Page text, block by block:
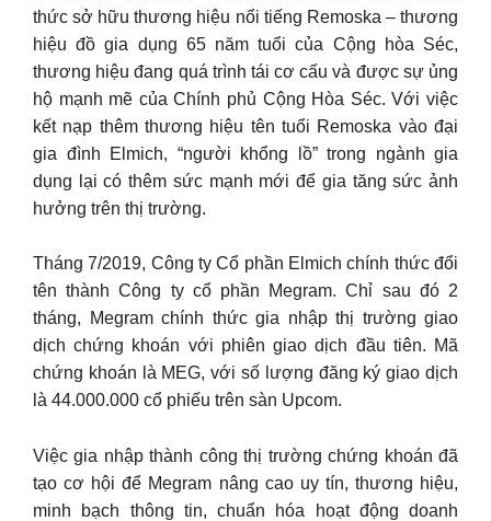
thức sở hữu thương hiệu nổi tiếng Remoska – thương
hiệu đồ gia dụng 65 năm tuổi của Cộng hòa Séc,
thương hiệu đang quá trình tái cơ cấu và được sự ủng
hộ mạnh mẽ của Chính phủ Cộng Hòa Séc. Với việc
kết nạp thêm thương hiệu tên tuổi Remoska vào đại
gia đình Elmich, “người khổng lồ” trong ngành gia
dụng lại có thêm sức mạnh mới để gia tăng sức ảnh
hưởng trên thị trường.
Tháng 7/2019, Công ty Cổ phần Elmich chính thức đổi
tên thành Công ty cổ phần Megram. Chỉ sau đó 2
tháng, Megram chính thức gia nhập thị trường giao
dịch chứng khoán với phiên giao dịch đầu tiên. Mã
chứng khoán là MEG, với số lượng đăng ký giao dịch
là 44.000.000 cổ phiếu trên sàn Upcom.
Việc gia nhập thành công thị trường chứng khoán đã
tạo cơ hội để Megram nâng cao uy tín, thương hiệu,
minh bạch thông tin, chuẩn hóa hoạt động doanh